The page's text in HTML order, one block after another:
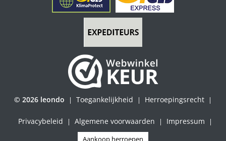
© 2026 leondo | Toegankelijkheid | Herroepingsrecht |
Privacybeleid | Algemene voorwaarden | Impressum
|
Aankoop herroepen